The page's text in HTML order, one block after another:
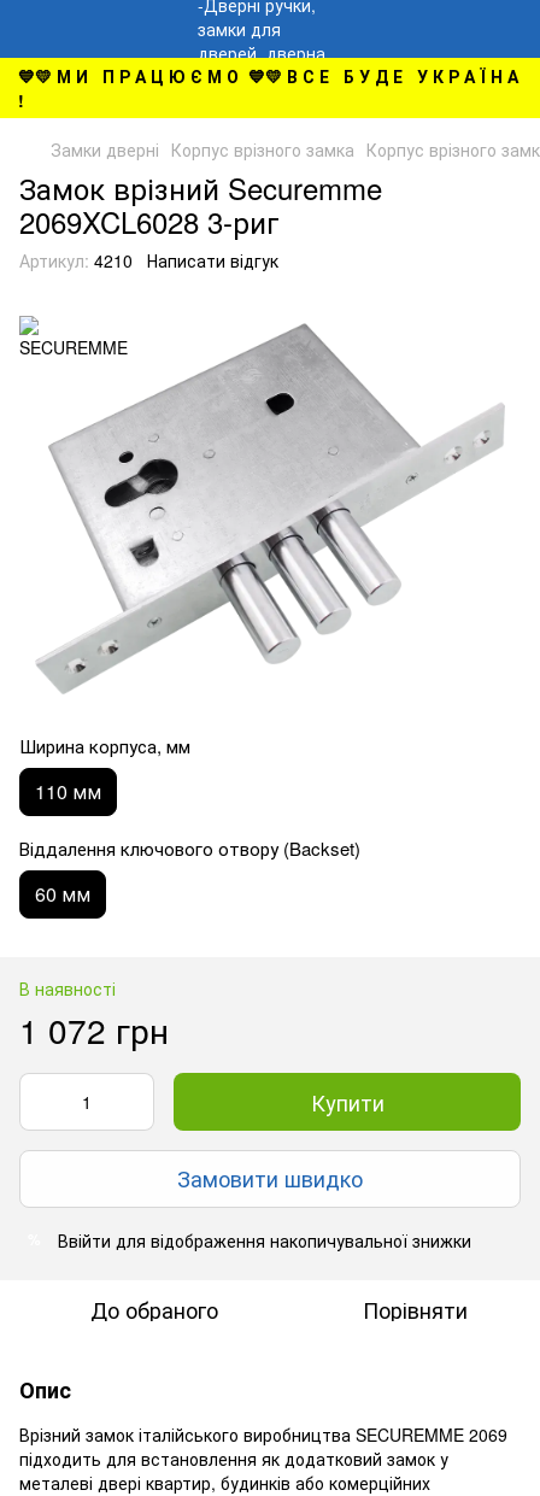
💙💛 М И П Р А Ц Ю Є М О 💙💛 В С Е Б У Д Е У К Р А Ї Н А
!
Замки дверні Корпус врізного замка Корпус врізного
Замок врізний Securemme
2069XCL6028 3-риг
Артикул: 4210 Написати відгук
Ширина корпуса, мм
110 мм
Віддалення ключового отвору (Backset)
60 мм
В наявності
1 072 грн
Купити
Замовити швидко
Ввійти для відображення накопичувальної знижки
До обраного Порівняти
Опис
Врізний замок італійського виробництва SECUREMME 2069
підходить для встановлення як додатковий замок у
металеві двері квартир, будинків або комерційних